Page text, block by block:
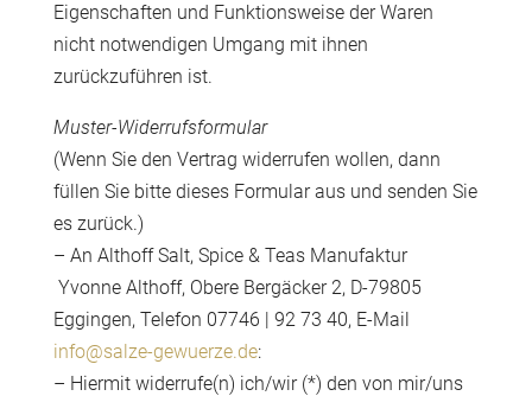
Eigenschaften und Funktionsweise der Waren
nicht notwendigen Umgang mit ihnen
zurückzuführen ist.
Muster-Widerrufsformular
(Wenn Sie den Vertrag widerrufen wollen, dann
füllen Sie bitte dieses Formular aus und senden Sie
es zurück.)
– An Althoff Salt, Spice & Teas Manufaktur
Yvonne Althoff, Obere Bergäcker 2, D-79805
Eggingen, Telefon 07746 | 92 73 40, E-Mail
info@salze-gewuerze.de:
– Hiermit widerrufe(n) ich/wir (*) den von mir/uns